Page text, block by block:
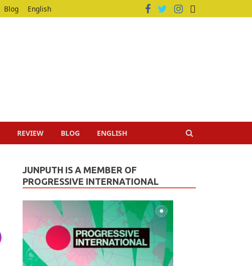
Blog English
REVIEW BLOG ENGLISH
JUNPUTH IS A MEMBER OF
PROGRESSIVE INTERNATIONAL